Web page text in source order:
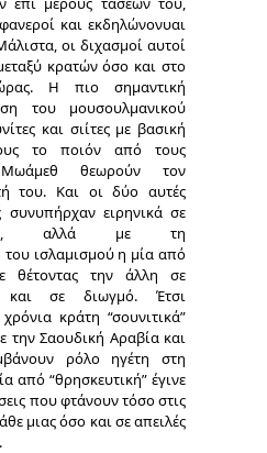
και εκδηλώνονυαι
οι διχασμοί αυτοί
κρατών όσο και στο
Η πιο σημαντική
του μουσουλμανικού
και σιίτες με βασική
το ποιόν από τους
θεωρούν τον
του. Και οι δύο αυτές
συνυπήρχαν ειρηνικά σε
αλλά με τη
του ισλαμισμού η μία από
θέτοντας την άλλη σε
και σε διωγμό. Έτσι
κράτη “σουνιτικά”
την Σαουδική Αραβία και
ρόλο ηγέτη στη
από “θρησκευτική” έγινε
που φτάνουν τόσο στις
μιας όσο και σε απειλές